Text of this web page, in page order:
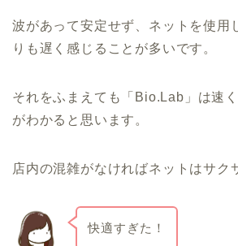
波があって安定せず、ネットを使用
りも遅く感じることが多いです。
それをふまえても「Bio.Lab」は速
がわかると思います。
店内の混雑がなければネットはサク
快適すぎた！